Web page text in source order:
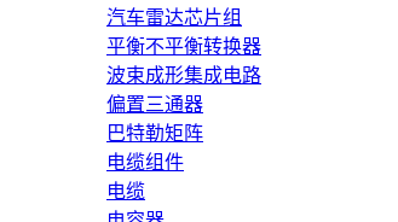
汽车雷达芯片组
平衡不平衡转换器
波束成形集成电路
偏置三通器
巴特勒矩阵
电缆组件
电缆